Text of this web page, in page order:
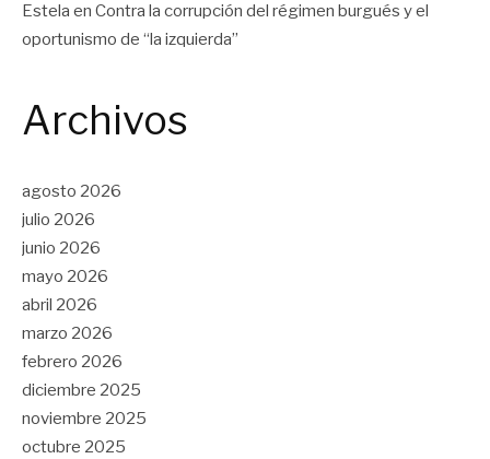
Estela en Contra la corrupción del régimen burgués y el
oportunismo de “la izquierda”
Archivos
agosto 2026
julio 2026
junio 2026
mayo 2026
abril 2026
marzo 2026
febrero 2026
diciembre 2025
noviembre 2025
octubre 2025